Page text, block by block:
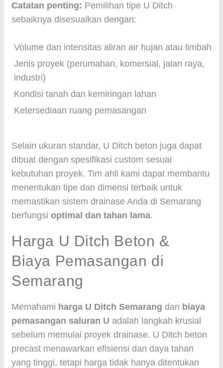
Catatan penting: Pemilihan tipe U Ditch
sebaiknya disesuaikan dengan:
Volume dan intensitas aliran air hujan atau limbah
Jenis proyek (perumahan, komersial, jalan raya,
industri)
Kondisi tanah dan kemiringan lahan
Ketersediaan ruang pemasangan
Selain ukuran standar, U Ditch beton juga dapat
dibuat dengan spesifikasi custom sesuai
kebutuhan proyek. Tim ahli kami dapat membantu
menentukan tipe dan dimensi terbaik untuk
memastikan sistem drainase Anda di Semarang
berfungsi optimal dan tahan lama.
Harga U Ditch Beton &
Biaya Pemasangan di
Semarang
Memahami harga U Ditch Semarang dan biaya
pemasangan saluran U adalah langkah krusial
sebelum memulai proyek drainase. U Ditch beton
precast menawarkan efisiensi dan daya tahan
yang tinggi, tetapi harga tidak hanya ditentukan